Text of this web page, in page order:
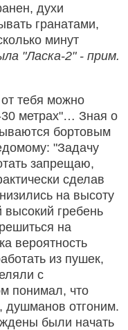
духи
гранатами,
минут
"Ласка-2" - прим.
тебя можно
30 метрах"… Зная о
бортовым
"Задачу
запрещаю,
сделав
на высоту
гребень
на
вероятность
из пушек,
с
понимал, что
душманов отгоним.
были начать